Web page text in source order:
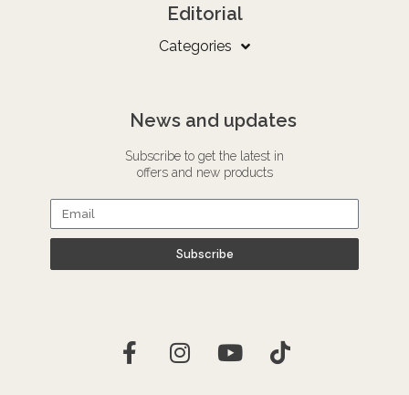
Editorial
Categories
News and updates
Subscribe to get the latest in
offers and new products
Subscribe